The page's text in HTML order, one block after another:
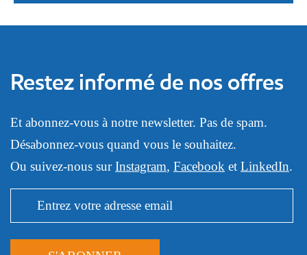
Restez informé de nos offres
Et abonnez-vous à notre newsletter. Pas de spam.
Désabonnez-vous quand vous le souhaitez.
Ou suivez-nous surInstagram, Facebook et LinkedIn.